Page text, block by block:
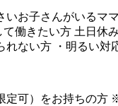
いお子さんがいる
働きたい方 土日
れない方 ・明るい対
定可）をお持ちの